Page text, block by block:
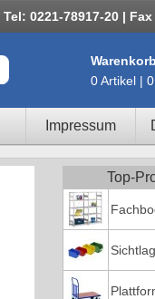
Tel: 0221-78917-20 |
Warenkorb
0 Artikel |
Impressum
Top-